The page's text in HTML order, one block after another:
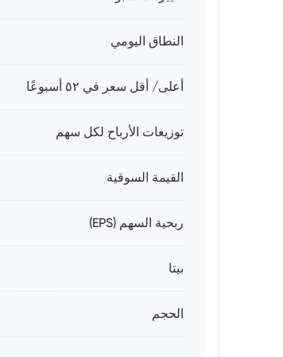
النطاق اليومي
أعلى/ أقل سعر في ٥٢ أسبوعًا
توزيعات الأرباح لكل سهم
القيمة السوقية
ربحية السهم (EPS)
بيتا
الحجم